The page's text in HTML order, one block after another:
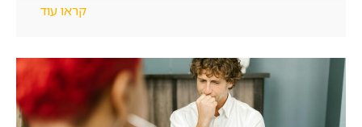
קראו עוד